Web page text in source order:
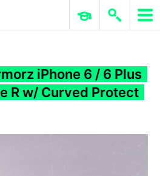
ERP 與商業 AI
iPhone 6 / 6 Plus
R w/ Curved Protect